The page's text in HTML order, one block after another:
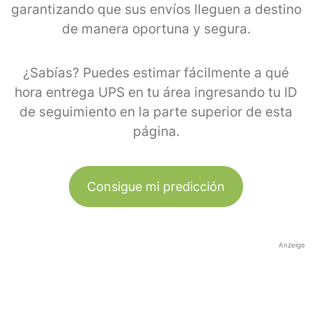
garantizando que sus envíos lleguen a destino
de manera oportuna y segura.
¿Sabías? Puedes estimar fácilmente a qué
hora entrega UPS en tu área ingresando tu ID
de seguimiento en la parte superior de esta
página.
Consigue mi predicción
Anzeige